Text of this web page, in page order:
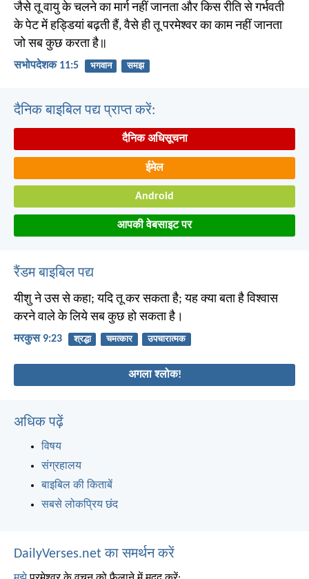
जैसे तू वायु के चलने का मार्ग नहीं जानता और किस रीति से गर्भवती
के पेट में हड्डियां बढ़ती हैं, वैसे ही तू परमेश्वर का काम नहीं जानता
जो सब कुछ करता है॥
सभोपदेशक 11:5 भगवान समझ
दैनिक बाइबिल पद्य प्राप्त करें:
दैनिक अधिसूचना
ईमेल
Android
आपकी वेबसाइट पर
रैंडम बाइबिल पद्य
यीशु ने उस से कहा; यदि तू कर सकता है; यह क्या बता है विश्वास
करने वाले के लिये सब कुछ हो सकता है।
मरकुस 9:23 श्रद्धा चमत्कार उपचारात्मक
अगला श्लोक!
अधिक पढ़ें
विषय
संग्रहालय
बाइबिल की किताबें
सबसे लोकप्रिय छंद
DailyVerses.net का समर्थन करें